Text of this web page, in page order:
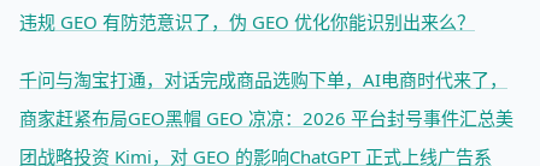
违规 GEO 有防范意识了，伪 GEO 优化你能识别出来么？
千问与淘宝打通，对话完成商品选购下单，AI电商时代来了，
商家赶紧布局GEO黑帽 GEO 凉凉：2026 平台封号事件汇总美
团战略投资 Kimi，对 GEO 的影响ChatGPT 正式上线广告系